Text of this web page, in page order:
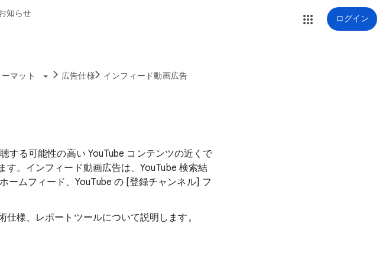
知らせ ログイン
マット 広告仕様 インフィード動画広告
する可能性の高い YouTube コンテンツの近くで
。インフィード動画広告は、YouTube 検索結
ームフィード、YouTube の [登録チャンネル] フ
様、レポートツールについて説明します。